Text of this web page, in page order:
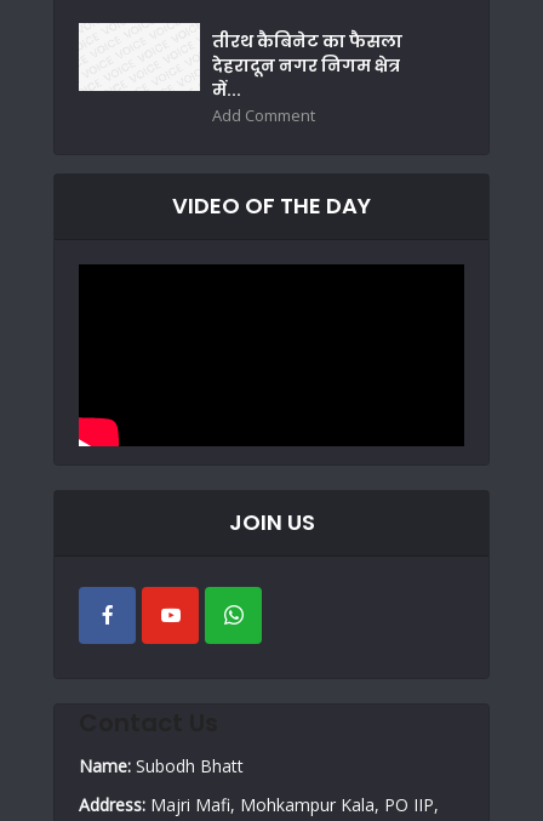
तीरथ कैबिनेट का फैसला
देहरादून नगर निगम क्षेत्र
में...
Add Comment
VIDEO OF THE DAY
JOIN US
Name: Subodh Bhatt
Address: Majri Mafi, Mohkampur Kala, PO IIP,